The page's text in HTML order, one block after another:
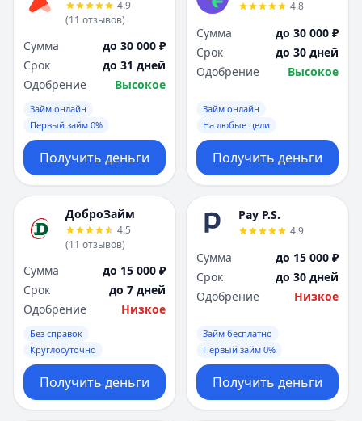
4.9
(11 отзывов)
Сумма
до 30 000 ₽
Срок
до 31 дней
Одобрение
Высокое
Займ онлайн
Первый займ 0%
Получить деньги
4.8
Сумма
до 30 000 ₽
Срок
до 30 дней
Одобрение
Высокое
Займ онлайн
На любые цели
Получить деньги
ДоброЗайм
4.5
(11 отзывов)
Сумма
до 15 000 ₽
Срок
до 7 дней
Одобрение
Низкое
Без справок
Круглосуточно
Получить деньги
Pay P.S.
4.9
Сумма
до 15 000 ₽
Срок
до 30 дней
Одобрение
Низкое
Займ бесплатно
Первый займ 0%
Получить деньги